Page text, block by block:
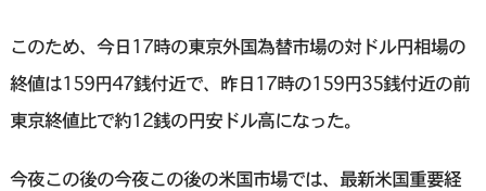
このため、今日17時の東京外国為替市場の対ドル円相場の
終値は159円47銭付近で、昨日17時の159円35銭付近の前
東京終値比で約12銭の円安ドル高になった。
今夜この後の今夜この後の米国市場では、最新米国重要経